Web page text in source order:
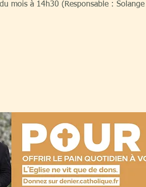
mois à 14h30 (Responsable :